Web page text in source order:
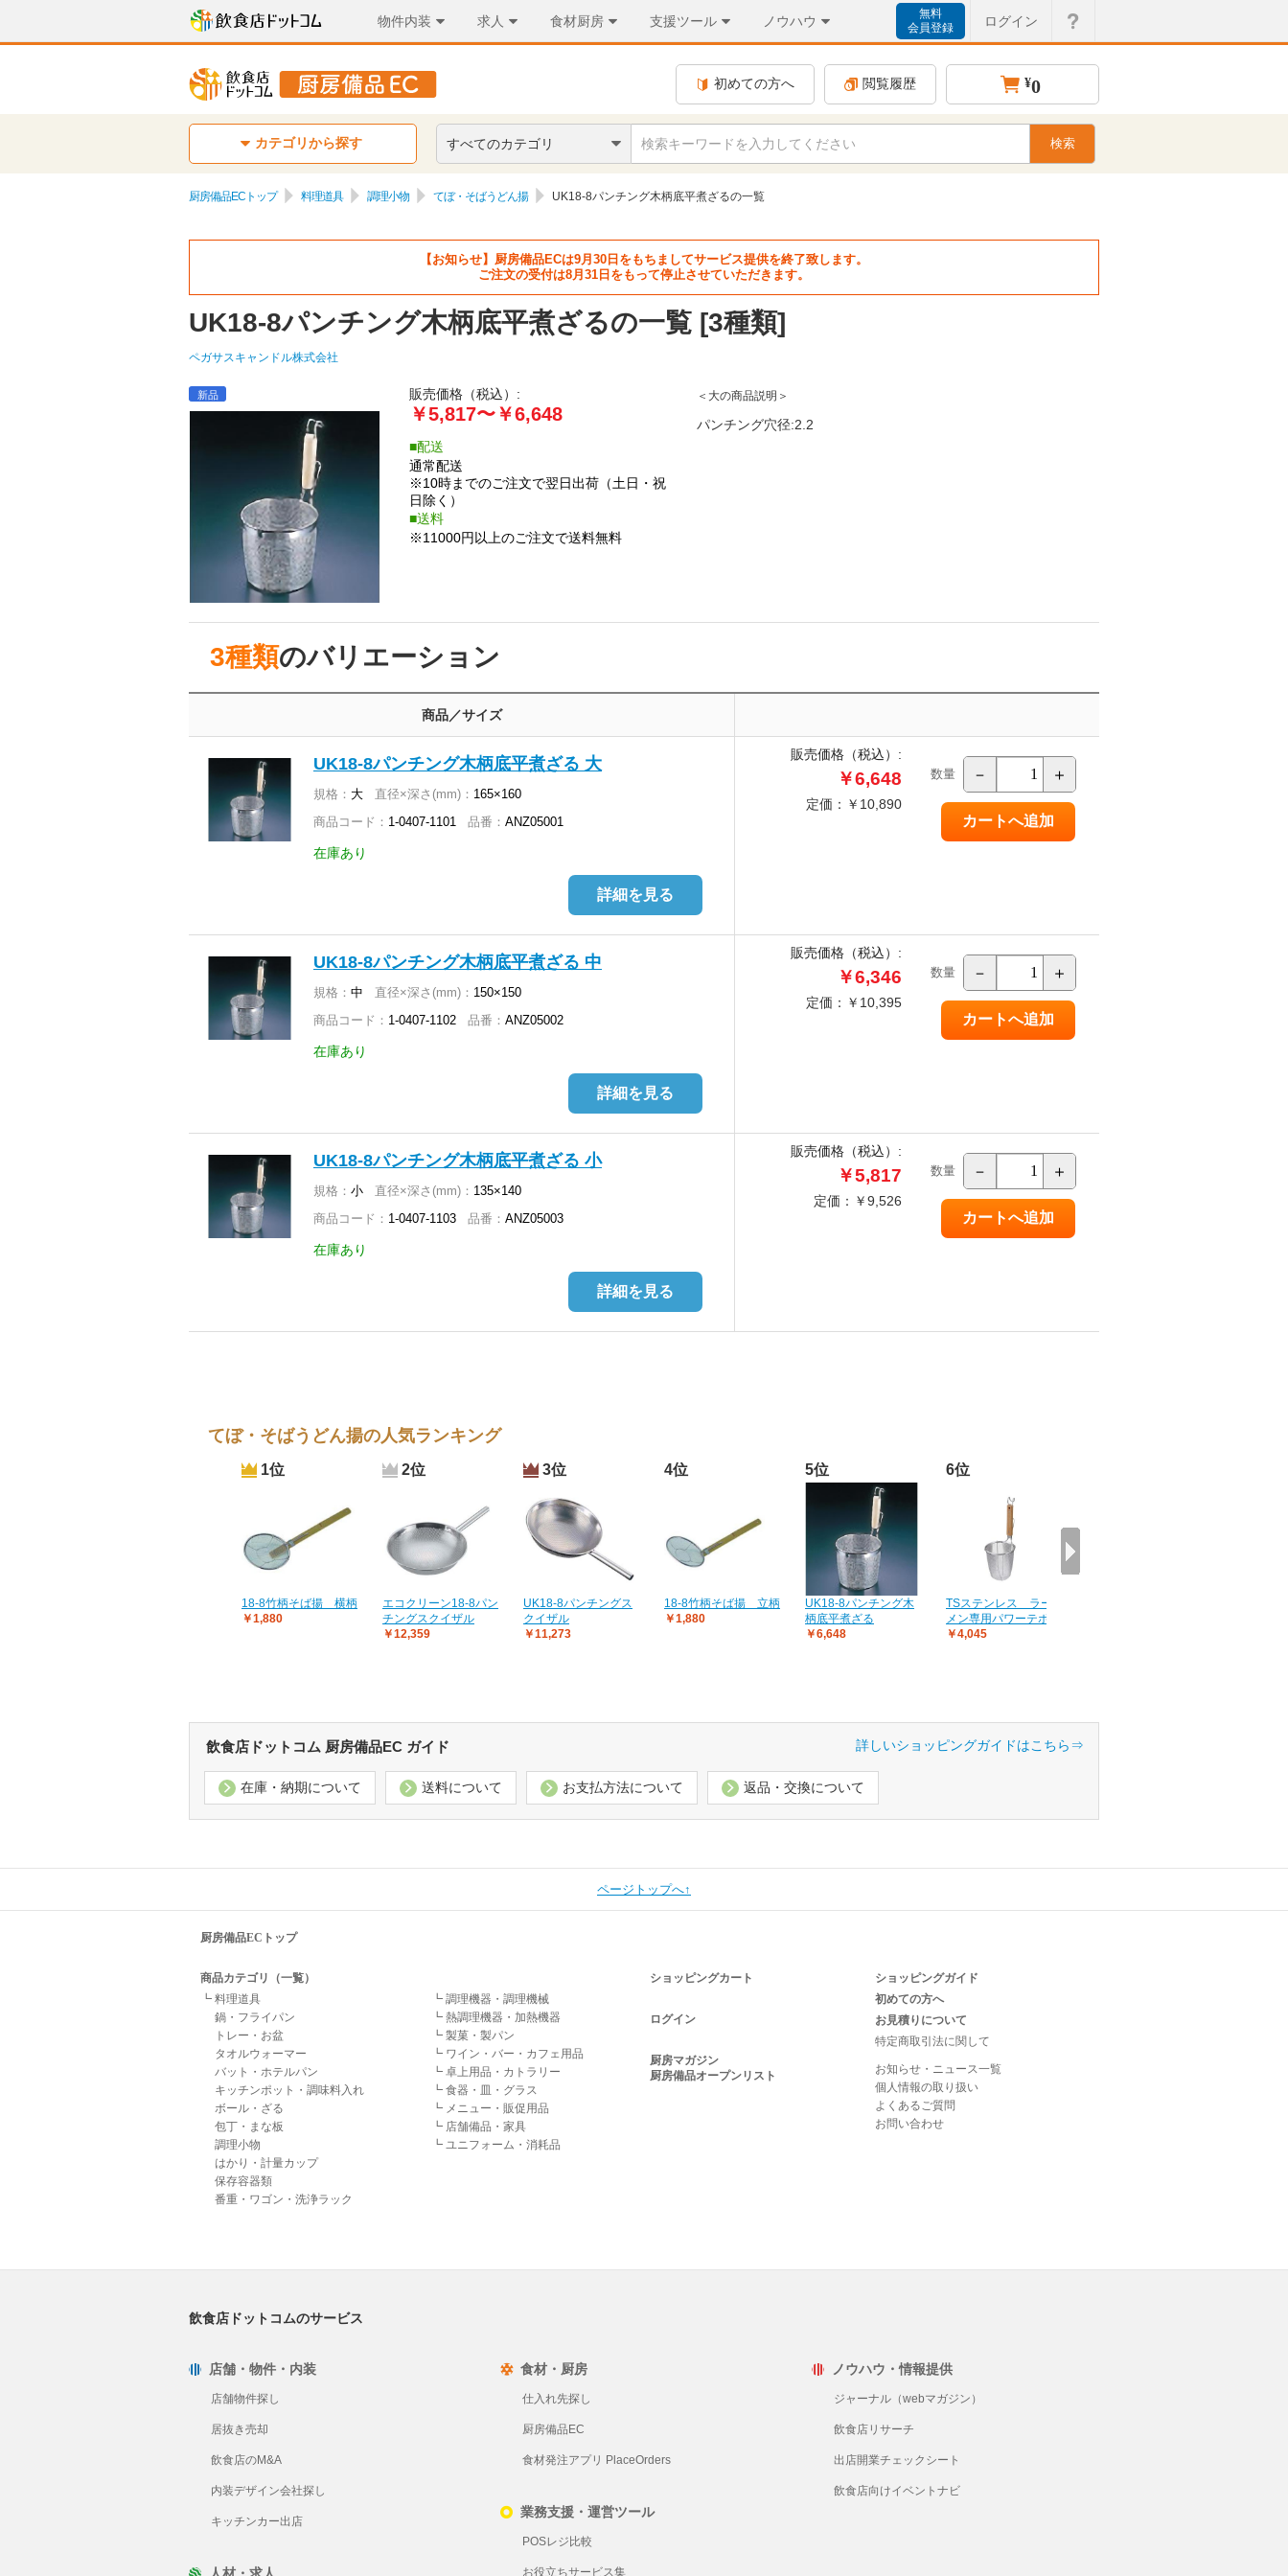
物件内装 求人 食材厨房 支援ツール ノウハウ
無料
会員登録
ログイン
初めての方へ 閲覧履歴 ¥0
カテゴリから探す すべてのカテゴリ
厨房備品ECトップ 料理道具 調理小物 てぼ・そばうどん揚 UK18-8パンチング木柄底平煮ざるの一覧
【お知らせ】厨房備品ECは9月30日をもちましてサービス提供を終了致します。
ご注文の受付は8月31日をもって停止させていただきます。
UK18-8パンチング木柄底平煮ざるの一覧 [3種類]
ペガサスキャンドル株式会社
新品 販売価格（税込）:
￥5,817〜￥6,648
配送
通常配送
※10時までのご注文で翌日出荷（土日・祝
日除く）
送料
※11000円以上のご注文で送料無料
＜大の商品説明＞
パンチング穴径:2.2
3種類のバリエーション
商品／サイズ
UK18-8パンチング木柄底平煮ざる 大
規格： 大 直径×深さ(mm)： 165×160
商品コード： 1-0407-1101 品番： ANZ05001
在庫あり
詳細を見る
販売価格（税込）:
￥6,648
定価：￥10,890
数量 － ＋
UK18-8パンチング木柄底平煮ざる 中
規格： 中 直径×深さ(mm)： 150×150
商品コード： 1-0407-1102 品番： ANZ05002
在庫あり
詳細を見る
販売価格（税込）:
￥6,346
定価：￥10,395
数量 － ＋
UK18-8パンチング木柄底平煮ざる 小
規格： 小 直径×深さ(mm)： 135×140
商品コード： 1-0407-1103 品番： ANZ05003
在庫あり
詳細を見る
販売価格（税込）:
￥5,817
定価：￥9,526
数量 － ＋
てぼ・そばうどん揚の人気ランキング
1位
18-8竹柄そば揚 横柄
￥1,880
2位
エコクリーン18-8パン
チングスクイザル
￥12,359
3位
UK18-8パンチングス
クイザル
￥11,273
4位
18-8竹柄そば揚 立柄
￥1,880
5位
UK18-8パンチング木
柄底平煮ざる
￥6,648
6位
TSステンレス ラー
メン専用パワーテボ
￥4,045
飲食店ドットコム 厨房備品EC ガイド 詳しいショッピングガイドはこちら⇒
在庫・納期について 送料について お支払方法について 返品・交換について
ページトップへ↑
厨房備品ECトップ
商品カテゴリ（一覧）
┗ 料理道具
鍋・フライパン
トレー・お盆
タオルウォーマー
バット・ホテルパン
キッチンポット・調味料入れ
ボール・ざる
包丁・まな板
調理小物
はかり・計量カップ
保存容器類
番重・ワゴン・洗浄ラック
┗ 調理機器・調理機械
┗ 熱調理機器・加熱機器
┗ 製菓・製パン
┗ ワイン・バー・カフェ用品
┗ 卓上用品・カトラリー
┗ 食器・皿・グラス
┗ メニュー・販促用品
┗ 店舗備品・家具
┗ ユニフォーム・消耗品
ショッピングカート
ログイン
厨房マガジン
厨房備品オープンリスト
ショッピングガイド
初めての方へ
お見積りについて
特定商取引法に関して
お知らせ・ニュース一覧
個人情報の取り扱い
よくあるご質問
お問い合わせ
飲食店ドットコムのサービス
店舗・物件・内装
店舗物件探し
居抜き売却
飲食店のM&A
内装デザイン会社探し
キッチンカー出店
食材・厨房
仕入れ先探し
厨房備品EC
食材発注アプリ PlaceOrders
業務支援・運営ツール
POSレジ比較
お役立ちサービス集
ノウハウ・情報提供
ジャーナル（webマガジン）
飲食店リサーチ
出店開業チェックシート
飲食店向けイベントナビ